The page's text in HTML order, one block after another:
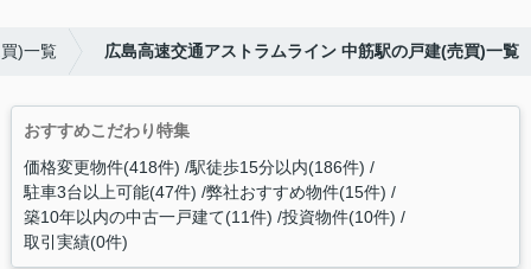
)一覧 広島高速交通アストラムライン 中筋駅の戸建(売買)一覧
おすすめこだわり特集
価格変更物件(418件) 駅徒歩15分以内(186件)
駐車3台以上可能(47件) 弊社おすすめ物件(15件)
築10年以内の中古一戸建て(11件) 投資物件(10件)
取引実績(0件)